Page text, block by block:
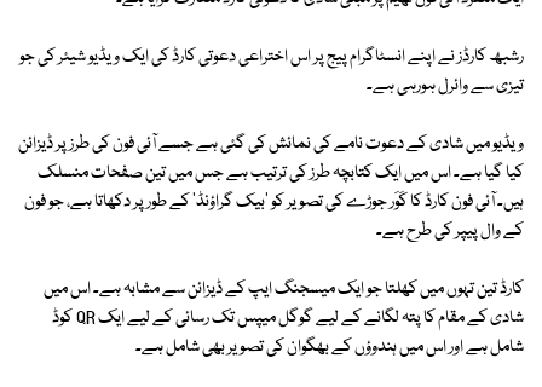
رشبھ کارڈز نے اپنے انسٹاگرام پیج پر اس اختراعی دعوتی کارڈ کی ایک ویڈیو شیئر کی جو
تیزی سے وائرل ہورہی ہے۔
ویڈیو میں شادی کے دعوت نامے کی نمائش کی گئی ہے جسے آئی فون کی طرز پر ڈیزائن
کیا گیا ہے۔ اس میں ایک کتابچہ طرز کی ترتیب ہے جس میں تین صفحات منسلک
ہیں۔ آئی فون کارڈ کا کَوَر جوڑے کی تصویر کو 'بیک گراؤنڈ' کے طور پر دکھاتا ہے، جو فون
کے وال پیپر کی طرح ہے۔
کارڈ تین تہوں میں کھلتا جو ایک میسجنگ ایپ کے ڈیزائن سے مشابہ ہے۔ اس میں
شادی کے مقام کا پتہ لگانے کے لیے گوگل میپس تک رسائی کے لیے ایک QR کوڈ
شامل ہے اور اس میں ہندوؤں کے بھگوان کی تصویر بھی شامل ہے۔